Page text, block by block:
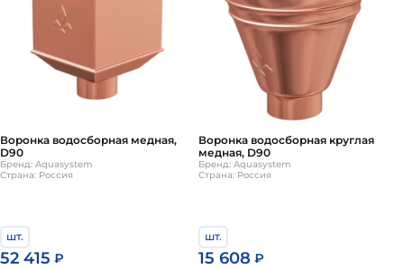
Воронка водосборная медная,
D90
Бренд: Aquasystem
Страна: Россия
шт.
52 415 ₽
Воронка водосборная круглая
медная, D90
Бренд: Aquasystem
Страна: Россия
шт.
15 608 ₽